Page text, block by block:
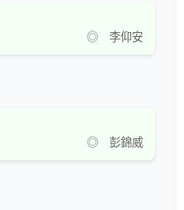
◎ 李仰安
◎ 彭錦威